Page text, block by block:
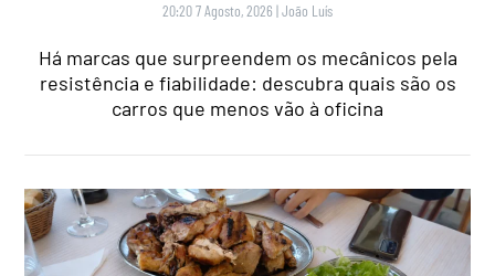
20:20 7 Agosto, 2026 |João Luís
Há marcas que surpreendem os mecânicos pela
resistência e fiabilidade: descubra quais são os
carros que menos vão à oficina